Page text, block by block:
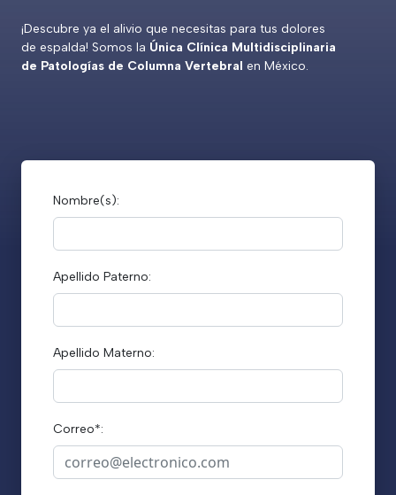
¡Descubre ya el alivio que necesitas para tus dolores
de espalda! Somos la Única Clínica Multidisciplinaria
de Patologías de Columna Vertebral en México.
Nombre(s):
Apellido Paterno:
Apellido Materno:
Correo*: